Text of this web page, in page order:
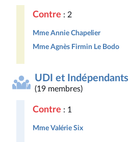
Contre : 2
Mme Annie Chapelier
Mme Agnès Firmin Le Bodo
UDI et Indépendants
(19 membres)
Contre : 1
Mme Valérie Six